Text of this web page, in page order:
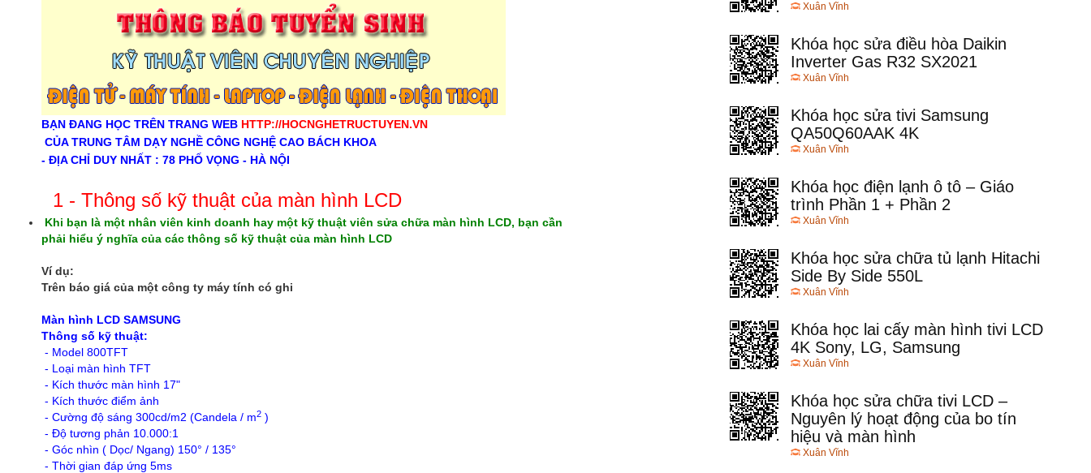
BẠN ĐANG HỌC TRÊN TRANG WEB HTTP://HOCNGHETRUCTUYEN.VN
CỦA TRUNG TÂM DẠY NGHỀ CÔNG NGHỆ CAO BÁCH KHOA
- ĐỊA CHỈ DUY NHẤT : 78 PHỐ VỌNG - HÀ NỘI
1 - Thông số kỹ thuật của màn hình LCD
Khi bạn là một nhân viên kinh doanh hay một kỹ thuật viên sửa chữa màn hình LCD, bạn cần
phải hiểu ý nghĩa của các thông số kỹ thuật của màn hình LCD
Ví dụ:
Trên báo giá của một công ty máy tính có ghi
Màn hình LCD SAMSUNG
Thông số kỹ thuật:
- Model 800TFT
- Loại màn hình TFT
- Kích thước màn hình 17"
- Kích thước điểm ảnh
- Cường độ sáng 300cd/m2 (Candela / m2 )
- Độ tương phản 10.000:1
- Góc nhìn ( Dọc/ Ngang) 150° / 135°
- Thời gian đáp ứng 5ms
Xuân Vĩnh
Khóa học sửa điều hòa Daikin
Inverter Gas R32 SX2021
Xuân Vĩnh
Khóa học sửa tivi Samsung
QA50Q60AAK 4K
Xuân Vĩnh
Khóa học điện lạnh ô tô – Giáo
trình Phần 1 + Phần 2
Xuân Vĩnh
Khóa học sửa chữa tủ lạnh Hitachi
Side By Side 550L
Xuân Vĩnh
Khóa học lai cấy màn hình tivi LCD
4K Sony, LG, Samsung
Xuân Vĩnh
Khóa học sửa chữa tivi LCD –
Nguyên lý hoạt động của bo tín
hiệu và màn hình
Xuân Vĩnh